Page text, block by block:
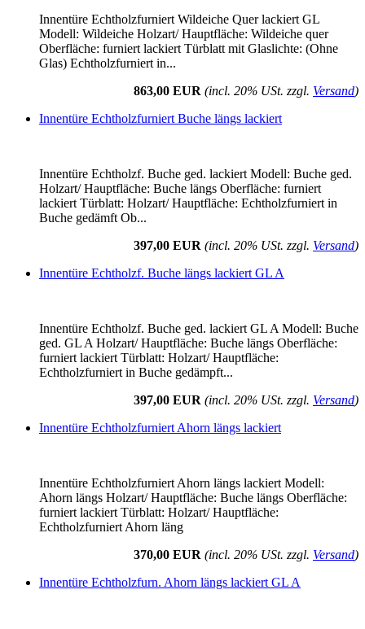
Innentüre Echtholzfurniert Wildeiche Quer lackiert GL
Modell: Wildeiche Holzart/ Hauptfläche: Wildeiche quer
Oberfläche: furniert lackiert Türblatt mit Glaslichte: (Ohne
Glas) Echtholzfurniert in...
863,00 EUR (incl. 20% USt. zzgl. Versand)
Innentüre Echtholzfurniert Buche längs lackiert
Innentüre Echtholzf. Buche ged. lackiert Modell: Buche ged.
Holzart/ Hauptfläche: Buche längs Oberfläche: furniert
lackiert Türblatt: Holzart/ Hauptfläche: Echtholzfurniert in
Buche gedämft Ob...
397,00 EUR (incl. 20% USt. zzgl. Versand)
Innentüre Echtholzf. Buche längs lackiert GL A
Innentüre Echtholzf. Buche ged. lackiert GL A Modell: Buche
ged. GL A Holzart/ Hauptfläche: Buche längs Oberfläche:
furniert lackiert Türblatt: Holzart/ Hauptfläche:
Echtholzfurniert in Buche gedämpft...
397,00 EUR (incl. 20% USt. zzgl. Versand)
Innentüre Echtholzfurniert Ahorn längs lackiert
Innentüre Echtholzfurniert Ahorn längs lackiert Modell:
Ahorn längs Holzart/ Hauptfläche: Buche längs Oberfläche:
furniert lackiert Türblatt: Holzart/ Hauptfläche:
Echtholzfurniert Ahorn läng
370,00 EUR (incl. 20% USt. zzgl. Versand)
Innentüre Echtholzfurn. Ahorn längs lackiert GL A